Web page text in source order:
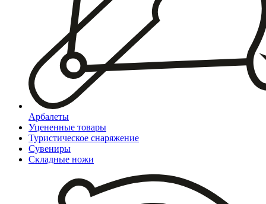
Арбалеты
Уцененные товары
Туристическое снаряжение
Сувениры
Складные ножи